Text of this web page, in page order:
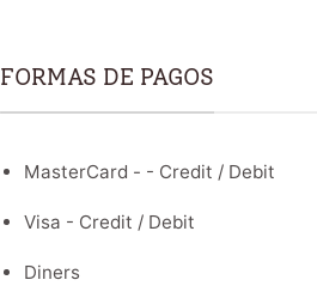
FORMAS DE PAGOS
MasterCard - - Credit / Debit
Visa - Credit / Debit
Diners